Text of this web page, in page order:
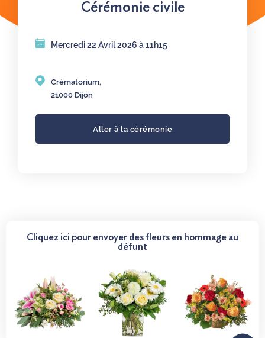
Cérémonie civile
Mercredi 22 Avril 2026 à 11h15
Crématorium,
21000 Dijon
Aller à la cérémonie
Cliquez ici pour envoyer des fleurs en hommage au
défunt